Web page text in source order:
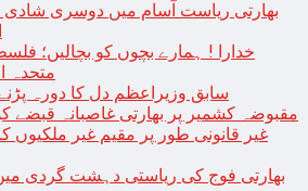
بھارتی ریاست آسام میں دوسری
خدارا ! ہمارے بچوں کو بچالیں؛
متحدہ
سابق وزیراعظم دل کا دورہ
مقبوضہ کشمیر پر بھارتی غاصبانہ قبضے کو 76 سال